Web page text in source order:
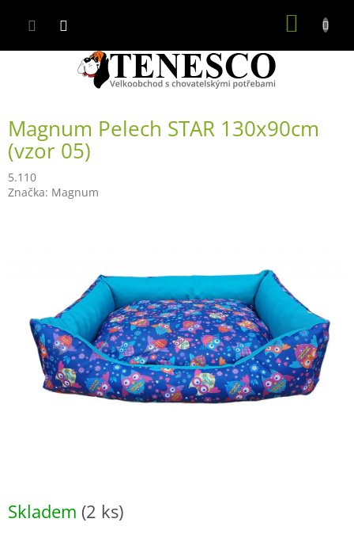
Magnum Pelech STAR 130x90cm
(vzor 05)
5.110
Značka: Magnum
Skladem (2 ks)